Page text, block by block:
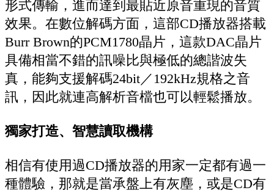
形式傳輸，進而達到最貼近原音重現的音質
效果。在數位解碼方面，這部CD播放器搭載
Burr Brown的PCM1780晶片，這款DAC晶片
具備相當不錯的訊噪比與極低的總諧波失
真，能夠支援解碼24bit／192kHz規格之音
訊，因此就連高解析音檔也可以輕鬆播放。
獨家打造、智慧讀取機構
相信有使用過CD播放器的用家一定都有過一
種體驗，那就是當承盤上有灰塵，或是CD有